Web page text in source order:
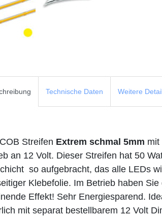
Technische Daten Weitere
Streifen Extrem schmal 5mm mit
an 12 Volt. Dieser Streifen hat 50
so aufgebracht, das alle LEDs
Klebefolie. Im Betrieb haben
Effekt! Sehr Energiesparend.
mit separat bestellbarem 12 Volt